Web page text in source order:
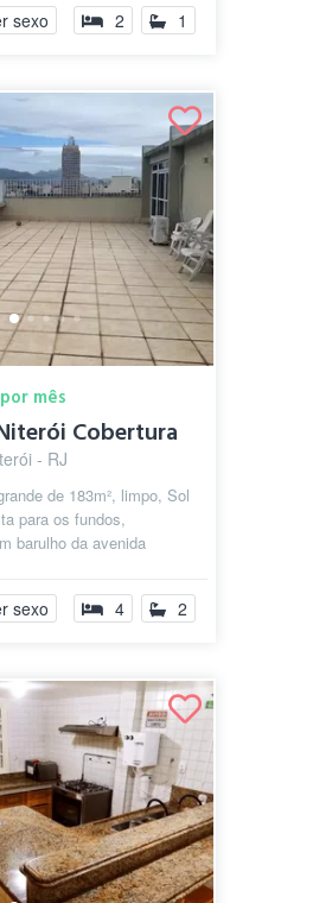
sexo 2 1
mês
Cobertura
- RJ
de 183m², limpo, Sol
para os fundos,
barulho da avenida
sexo 4 2